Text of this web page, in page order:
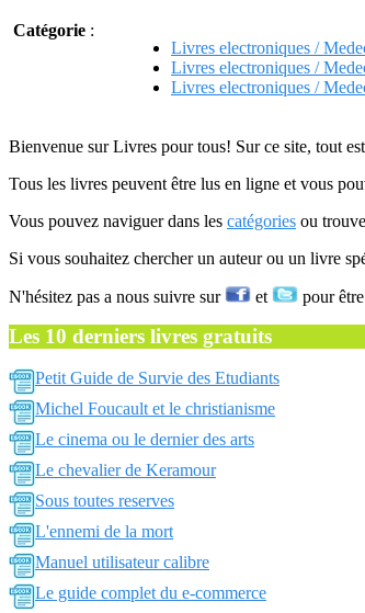
Catégorie :
Livres electroniques /
Livres electroniques /
Livres electroniques /
Bienvenue sur Livres pour tous! Sur ce site, tout
Tous les livres peuvent être lus en ligne et vous
Vous pouvez naviguer dans les catégories ou
Si vous souhaitez chercher un auteur ou un livre
N'hésitez pas a nous suivre sur et pour
Les 10 derniers livres gratuits
Petit Guide de Survie des Etudiants
Michel Foucault et le christianisme
Le cinema ou le dernier des arts
Le chevalier de Keramour
Sous toutes reserves
L'ennemi de la mort
Manuel utilisateur calibre
Le guide complet du e-commerce